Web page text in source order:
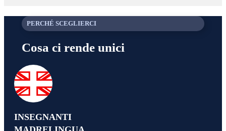
PERCHÉ SCEGLIERCI
Cosa ci rende unici
INSEGNANTI